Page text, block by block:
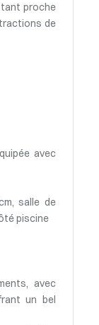
proche
de
avec
salle de
piscine
avec
un bel